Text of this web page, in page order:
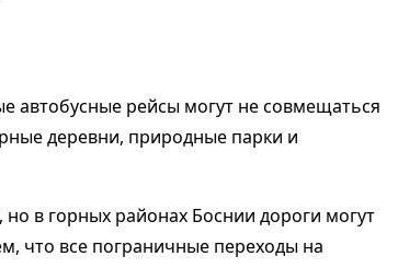
автобусные рейсы могут не совмещаться
деревни, природные парки и
в горных районах Боснии дороги могут
что все пограничные переходы на